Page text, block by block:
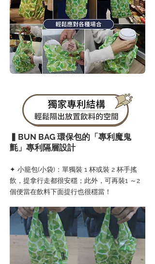
▍BUN BAG 環保包的「專利魔鬼
氈」專利隔層設計
✦ 小籠包(小袋)：單獨裝 1 杯或裝 2 杯手搖
飲，提拿行走都很安穩；此外，可再裝1 ～2
個便當在飲料下面提行也很穩當！